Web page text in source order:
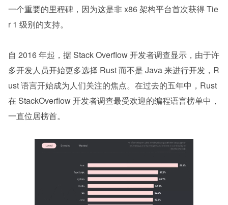
一个重要的里程碑，因为这是非 x86 架构平台首次获得 Tie
r 1 级别的支持。
自 2016 年起，据 Stack Overflow 开发者调查显示，由于许
多开发人员开始更多选择 Rust 而不是 Java 来进行开发，R
ust 语言开始成为人们关注的焦点。在过去的五年中，Rust
在 StackOverflow 开发者调查最受欢迎的编程语言榜单中，
一直位居榜首。